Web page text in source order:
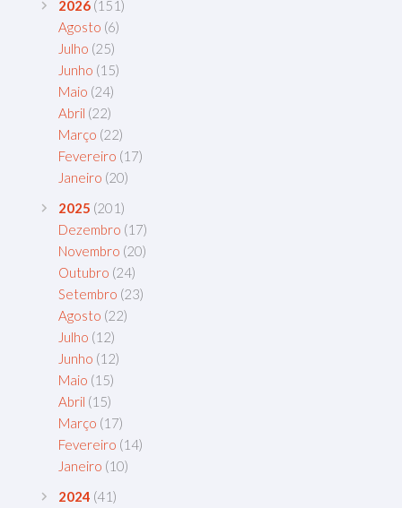
2026 (151)
Agosto (6)
Julho (25)
Junho (15)
Maio (24)
Abril (22)
Março (22)
Fevereiro (17)
Janeiro (20)
2025 (201)
Dezembro (17)
Novembro (20)
Outubro (24)
Setembro (23)
Agosto (22)
Julho (12)
Junho (12)
Maio (15)
Abril (15)
Março (17)
Fevereiro (14)
Janeiro (10)
2024 (41)